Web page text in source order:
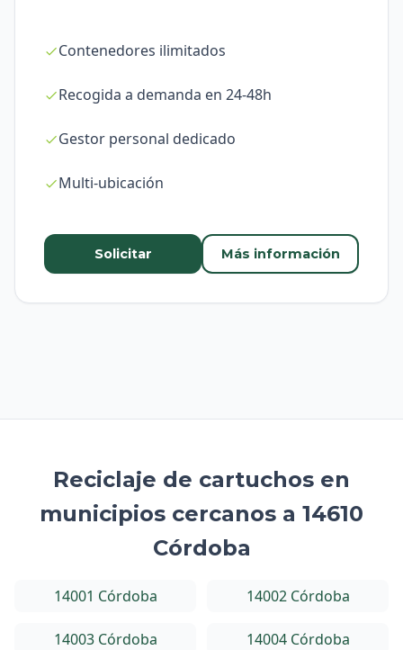
Contenedores ilimitados
Recogida a demanda en 24-48h
Gestor personal dedicado
Multi-ubicación
Solicitar Más información
Reciclaje de cartuchos en
municipios cercanos a 14610
Córdoba
14001 Córdoba 14002 Córdoba
14003 Córdoba 14004 Córdoba